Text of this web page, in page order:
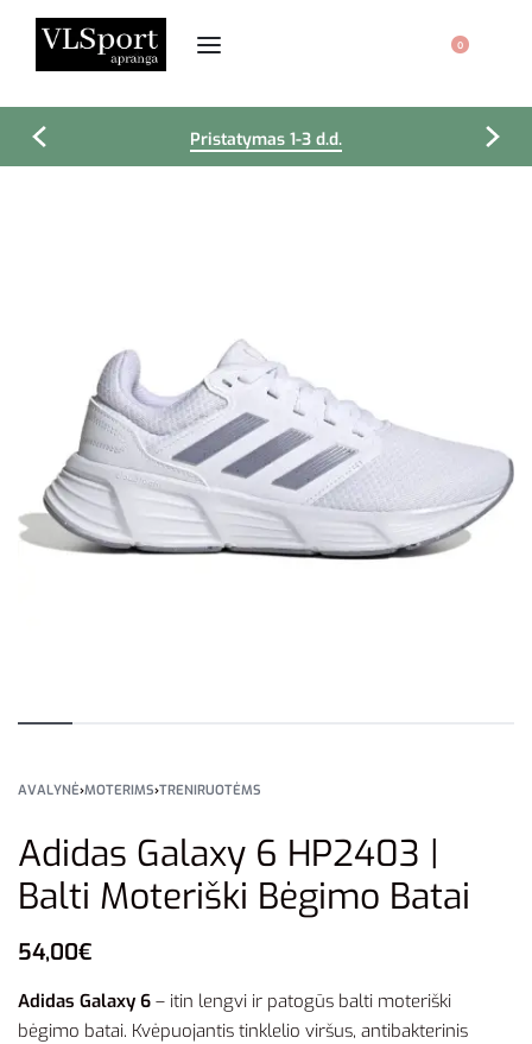
0
Pristatymas 1-3 d.d.
AVALYNĖ›MOTERIMS›TRENIRUOTĖMS
Adidas Galaxy 6 HP2403 |
Balti Moteriški Bėgimo Batai
54,00€
Adidas Galaxy 6 – itin lengvi ir patogūs balti moteriški
bėgimo batai. Kvėpuojantis tinklelio viršus, antibakterinis